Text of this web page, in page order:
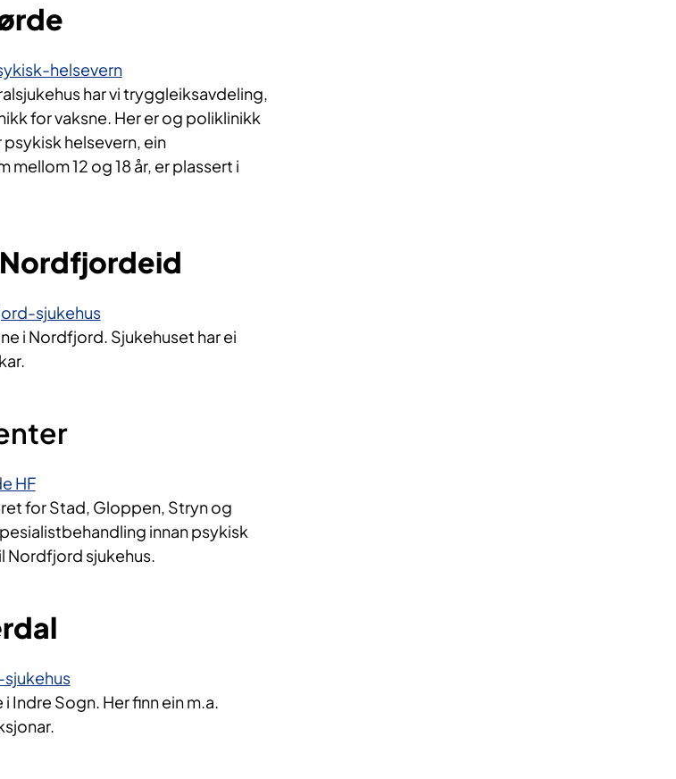
helsevern
har vi tryggleiksavdeling,
for vaksne. Her er og poliklinikk
helsevern, ein
12 og 18 år, er plassert i
sjukehus
i Nordfjord. Sjukehuset har ei
HF
for Stad, Gloppen, Stryn og
innan psykisk
Nordfjord sjukehus.
Indre Sogn. Her finn ein m.a.